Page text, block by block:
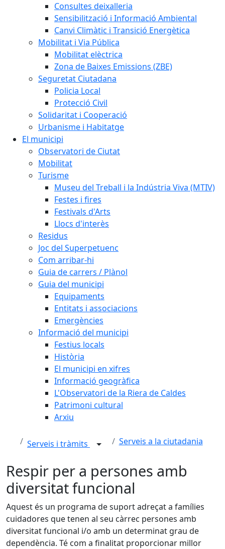
Consultes deixalleria
Sensibilització i Informació Ambiental
Canvi Climàtic i Transició Energètica
Mobilitat i Via Pública
Mobilitat elèctrica
Zona de Baixes Emissions (ZBE)
Seguretat Ciutadana
Policia Local
Protecció Civil
Solidaritat i Cooperació
Urbanisme i Habitatge
El municipi
Observatori de Ciutat
Mobilitat
Turisme
Museu del Treball i la Indústria Viva (MTIV)
Festes i fires
Festivals d'Arts
Llocs d'interès
Residus
Joc del Superpetuenc
Com arribar-hi
Guia de carrers / Plànol
Guia del municipi
Equipaments
Entitats i associacions
Emergències
Informació del municipi
Festius locals
Història
El municipi en xifres
Informació geogràfica
L'Observatori de la Riera de Caldes
Patrimoni cultural
Arxiu
Serveis i tràmits Serveis a la ciutadania
Respir per a persones amb
diversitat funcional
Aquest és un programa de suport adreçat a famílies
cuidadores que tenen al seu càrrec persones amb
diversitat funcional i/o amb un determinat grau de
dependència. Té com a finalitat proporcionar millor